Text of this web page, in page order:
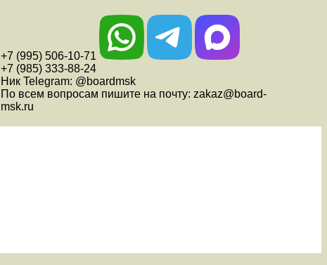
+7 (995) 506-10-71
+7 (985) 333-88-24
Ник Telegram: @boardmsk
По всем вопросам пишите на почту: zakaz@board-
msk.ru